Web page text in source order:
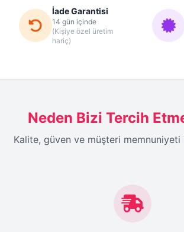
İade Garantisi
14 gün içinde
(Kişiye özel üretim
hariç)
Neden Bizi Tercih
Kalite, güven ve müşteri memnuniyeti